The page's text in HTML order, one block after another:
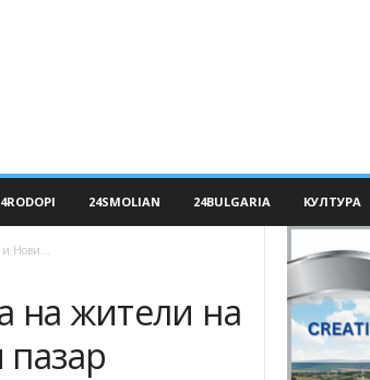
24SMOLIAN 24BULGARIA КУЛТУРА
и Нови...
на жители на